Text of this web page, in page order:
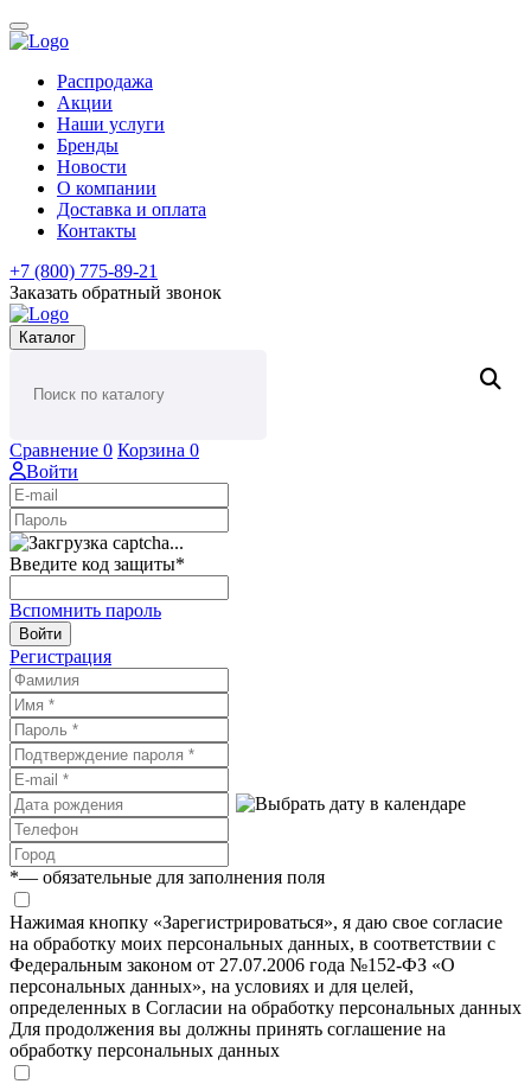
Распродажа
Акции
Наши услуги
Бренды
Новости
О компании
Доставка и оплата
Контакты
+7 (800) 775-89-21
Заказать обратный звонок
Каталог
Сравнение 0 Корзина 0
Войти
Введите код защиты*
Вспомнить пароль
Войти
Регистрация
*— обязательные для заполнения поля
Нажимая кнопку «Зарегистрироваться», я даю свое согласие
на обработку моих персональных данных, в соответствии с
Федеральным законом от 27.07.2006 года №152-ФЗ «О
персональных данных», на условиях и для целей,
определенных в Согласии на обработку персональных данных
Для продолжения вы должны принять соглашение на
обработку персональных данных